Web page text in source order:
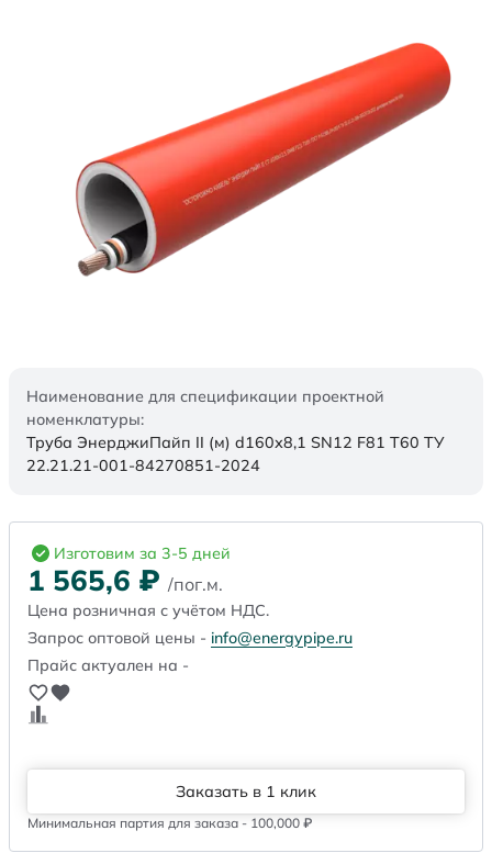
Наименование для спецификации проектной
номенклатуры:
Труба ЭнерджиПайп II (м) d160х8,1 SN12 F81 Т60 ТУ
22.21.21-001-84270851-2024
Изготовим за 3-5 дней
1 565,6 ₽ /пог.м.
Цена розничная с учётом НДС.
Запрос оптовой цены - info@energypipe.ru
Прайс актуален на -
Заказать в 1 клик
Минимальная партия для заказа - 100,000 ₽